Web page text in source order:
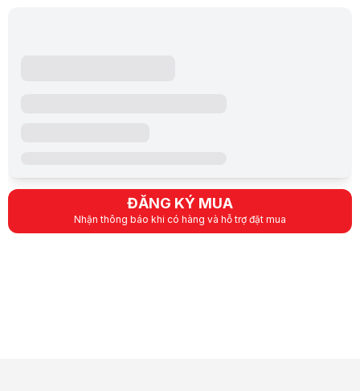
ĐĂNG KÝ MUA
Nhận thông báo khi có hàng và hỗ trợ đặt mua